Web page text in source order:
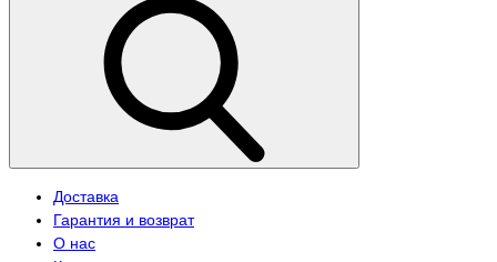
Доставка
Гарантия и возврат
О нас